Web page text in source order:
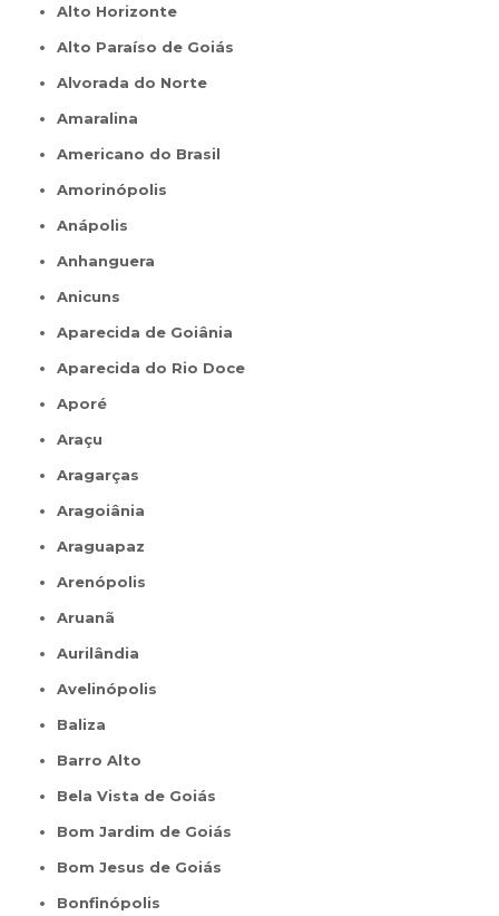
Alto Horizonte
Alto Paraíso de Goiás
Alvorada do Norte
Amaralina
Americano do Brasil
Amorinópolis
Anápolis
Anhanguera
Anicuns
Aparecida de Goiânia
Aparecida do Rio Doce
Aporé
Araçu
Aragarças
Aragoiânia
Araguapaz
Arenópolis
Aruanã
Aurilândia
Avelinópolis
Baliza
Barro Alto
Bela Vista de Goiás
Bom Jardim de Goiás
Bom Jesus de Goiás
Bonfinópolis